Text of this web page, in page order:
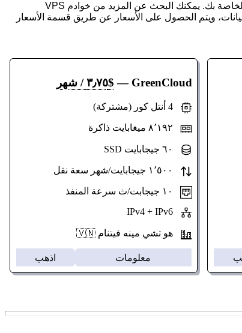
وهذه بعض خوادم VPS الإضافية التي تسمح بتثبيت ويندوز 11 عن طريق تحميل صورة ISO الخاصة بك. يمكنك البحث عن المزيد من خوادم VPS
ويتم الحصول على الأسعار عن طريق قسمة الأسعار
GreenCloud
— $٣٫٧٥ / شهر
4 أنتل كور (مشتركة)
IPv4 + IPv6
هو تشي مينه فيتنام 🇻🇳
معلومات اذهب